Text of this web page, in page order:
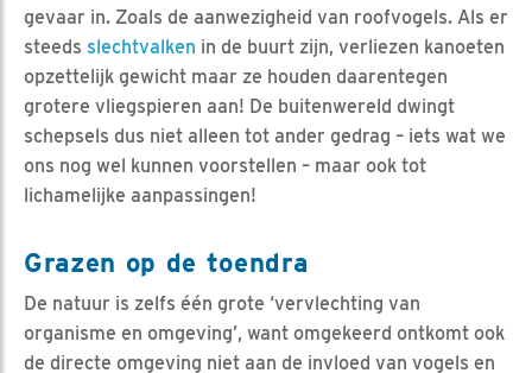
gevaar in. Zoals de aanwezigheid van roofvogels. Als er
steeds slechtvalken in de buurt zijn, verliezen kanoeten
opzettelijk gewicht maar ze houden daarentegen
grotere vliegspieren aan! De buitenwereld dwingt
schepsels dus niet alleen tot ander gedrag – iets wat we
ons nog wel kunnen voorstellen – maar ook tot
lichamelijke aanpassingen!
Grazen op de toendra
De natuur is zelfs één grote ‘vervlechting van
organisme en omgeving’, want omgekeerd ontkomt ook
de directe omgeving niet aan de invloed van vogels en